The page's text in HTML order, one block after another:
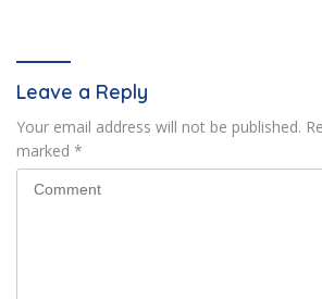
Leave a Reply
Your email address will not be published.
marked *